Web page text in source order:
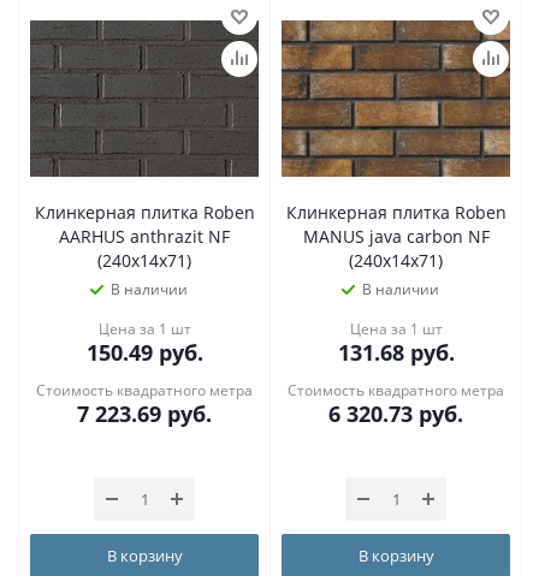
Клинкерная плитка Roben
AARHUS anthrazit NF
(240x14x71)
В наличии
Цена за 1 шт
150.49руб.
Стоимость квадратного метра
7 223.69 руб.
В корзину
Клинкерная плитка Roben
MANUS java carbon NF
(240x14x71)
В наличии
Цена за 1 шт
131.68руб.
Стоимость квадратного метра
6 320.73 руб.
В корзину